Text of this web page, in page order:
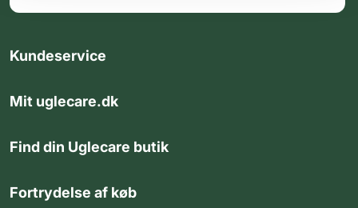
Kundeservice
Mit uglecare.dk
Find din Uglecare butik
Fortrydelse af køb